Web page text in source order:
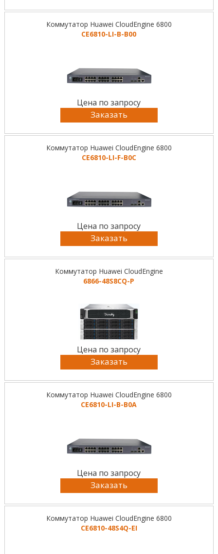
Коммутатор Huawei CloudEngine 6800
CE6810-LI-B-B00
Цена по запросу
Заказать
Коммутатор Huawei CloudEngine 6800
CE6810-LI-F-B0C
Цена по запросу
Заказать
Коммутатор Huawei CloudEngine
6866-48S8CQ-P
Цена по запросу
Заказать
Коммутатор Huawei CloudEngine 6800
CE6810-LI-B-B0A
Цена по запросу
Заказать
Коммутатор Huawei CloudEngine 6800
CE6810-48S4Q-EI